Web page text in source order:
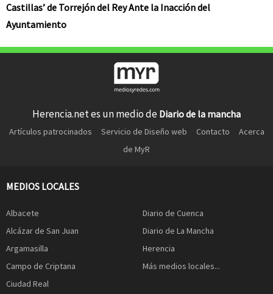
Castillas’ de Torrejón del Rey Ante la Inacción del
Ayuntamiento
Herencia.net es un medio de Diario de la mancha
Artículos patrocinados Servicio de Diseño web Contacto
Acerca
de MyR
MEDIOS LOCALES
Albacete
Alcázar de San Juan
Argamasilla
Campo de Criptana
Ciudad Real
Diario de Cuenca
Diario de La Mancha
Herencia
Más medios locales...